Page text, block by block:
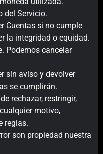
del Servicio.
Cuentas si no cumple
la integridad o equidad.
Podemos cancelar
sin aviso y devolver
se cumplirán.
rechazar, restringir,
motivo,
reglas.
son propiedad nuestra